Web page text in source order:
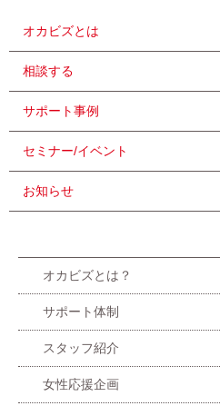
オカビズとは
相談する
サポート事例
セミナー/イベント
お知らせ
オカビズとは？
サポート体制
スタッフ紹介
女性応援企画